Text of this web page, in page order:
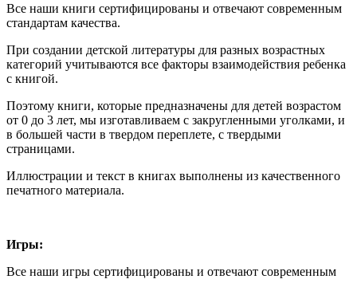
Все наши книги сертифицированы и отвечают современным
стандартам качества.
При создании детской литературы для разных возрастных
категорий учитываются все факторы взаимодействия ребенка
с книгой.
Поэтому книги, которые предназначены для детей возрастом
от 0 до 3 лет, мы изготавливаем с закругленными уголками, и
в большей части в твердом переплете, с твердыми
страницами.
Иллюстрации и текст в книгах выполнены из качественного
печатного материала.
Игры:
Все наши игры сертифицированы и отвечают современным